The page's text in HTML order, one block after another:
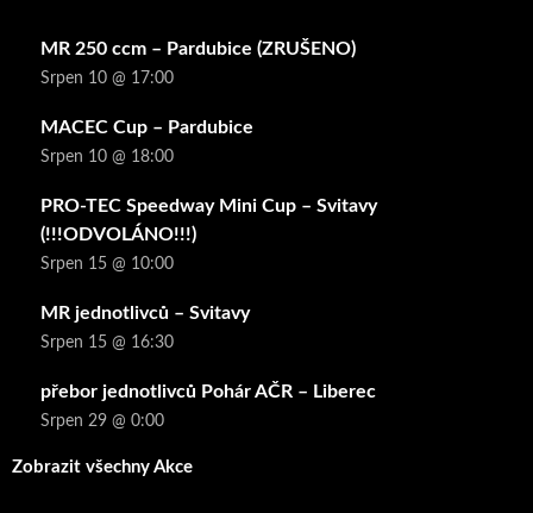
MR 250 ccm – Pardubice (ZRUŠENO)
Srpen 10 @ 17:00
MACEC Cup – Pardubice
Srpen 10 @ 18:00
PRO-TEC Speedway Mini Cup – Svitavy
(!!!ODVOLÁNO!!!)
Srpen 15 @ 10:00
MR jednotlivců – Svitavy
Srpen 15 @ 16:30
přebor jednotlivců Pohár AČR – Liberec
Srpen 29 @ 0:00
Zobrazit všechny Akce